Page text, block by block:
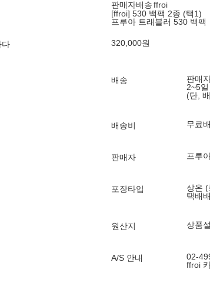
다
판매자배송ffroi
[ffroi] 530 백팩 2종 (택1)
프루아 트래블러 530 백팩
320,000원
배송
판매
2~5
(단,
배송비 무료
판매자 프루
포장타입
상온 (
택배
원산지 상품
A/S 안내
02-
ffroi